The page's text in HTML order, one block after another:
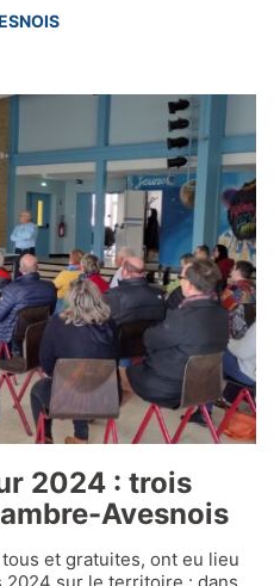
2024 : trois
Avesnois
et gratuites, ont eu lieu